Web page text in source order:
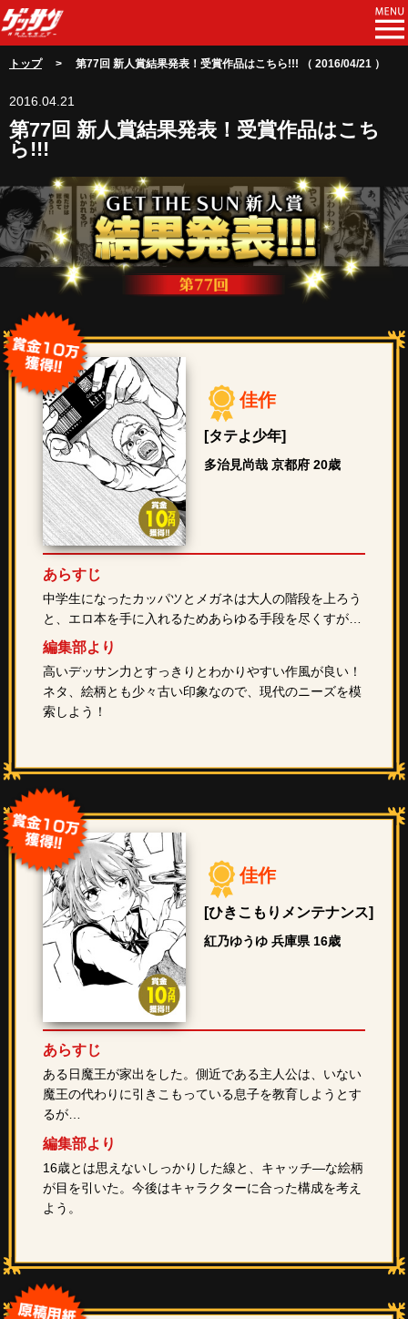
トップ> 第77回 新人賞結果発表！受賞作品はこちら!!! （ 2016/04/21 ）
2016.04.21
第77回 新人賞結果発表！受賞作品はこち
ら!!!
佳作
[タテよ少年]
多治見尚哉 京都府 20歳
あらすじ
中学生になったカッパツとメガネは大人の階段を上ろう
と、エロ本を手に入れるためあらゆる手段を尽くすが…
編集部より
高いデッサン力とすっきりとわかりやすい作風が良い！
ネタ、絵柄とも少々古い印象なので、現代のニーズを模
索しよう！
佳作
[ひきこもりメンテナンス]
紅乃ゆうゆ 兵庫県 16歳
あらすじ
ある日魔王が家出をした。側近である主人公は、いない
魔王の代わりに引きこもっている息子を教育しようとす
るが…
編集部より
16歳とは思えないしっかりした線と、キャッチ―な絵柄
が目を引いた。今後はキャラクターに合った構成を考え
よう。